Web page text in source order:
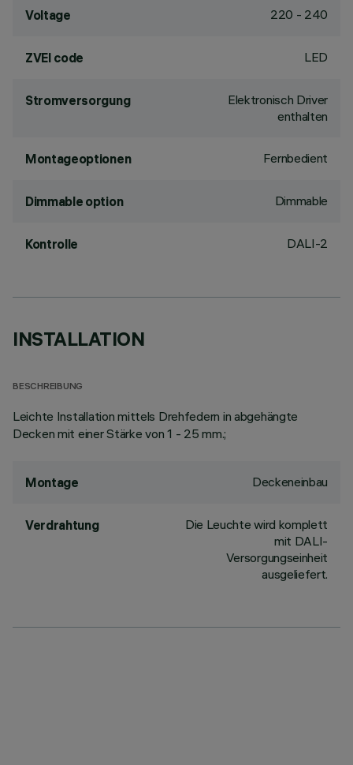
Voltage 220 - 240
ZVEI code LED
Stromversorgung
Elektronisch Driver
enthalten
Montageoptionen Fernbedient
Dimmable option Dimmable
Kontrolle DALI-2
INSTALLATION
BESCHREIBUNG
Leichte Installation mittels Drehfedern in abgehängte
Decken mit einer Stärke von 1 - 25 mm.;
Montage Deckeneinbau
Verdrahtung
Die Leuchte wird komplett
mit DALI-
Versorgungseinheit
ausgeliefert.